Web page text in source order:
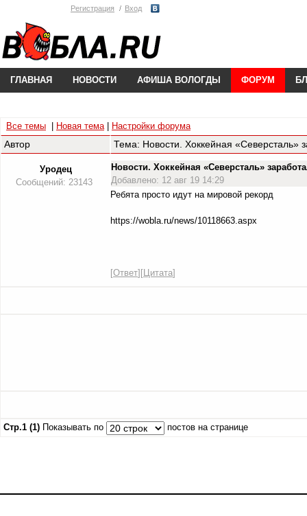
Регистрация Вход
ГЛАВНАЯ НОВОСТИ АФИША ВОЛОГДЫ ФОРУМ
Все темы Новая тема| Настройки форума
Автор Тема: Новости. Хоккейная «Северсталь»
Уродец
Сообщений: 23143
Новости. Хоккейная «Северсталь»
Добавлено: 12 авг 19 14:29
Ребята просто идут на мировой рекорд
https://wobla.ru/news/10118663.aspx
[Ответ][Цитата]
Стр.1 (1) Показывать по постов на странице